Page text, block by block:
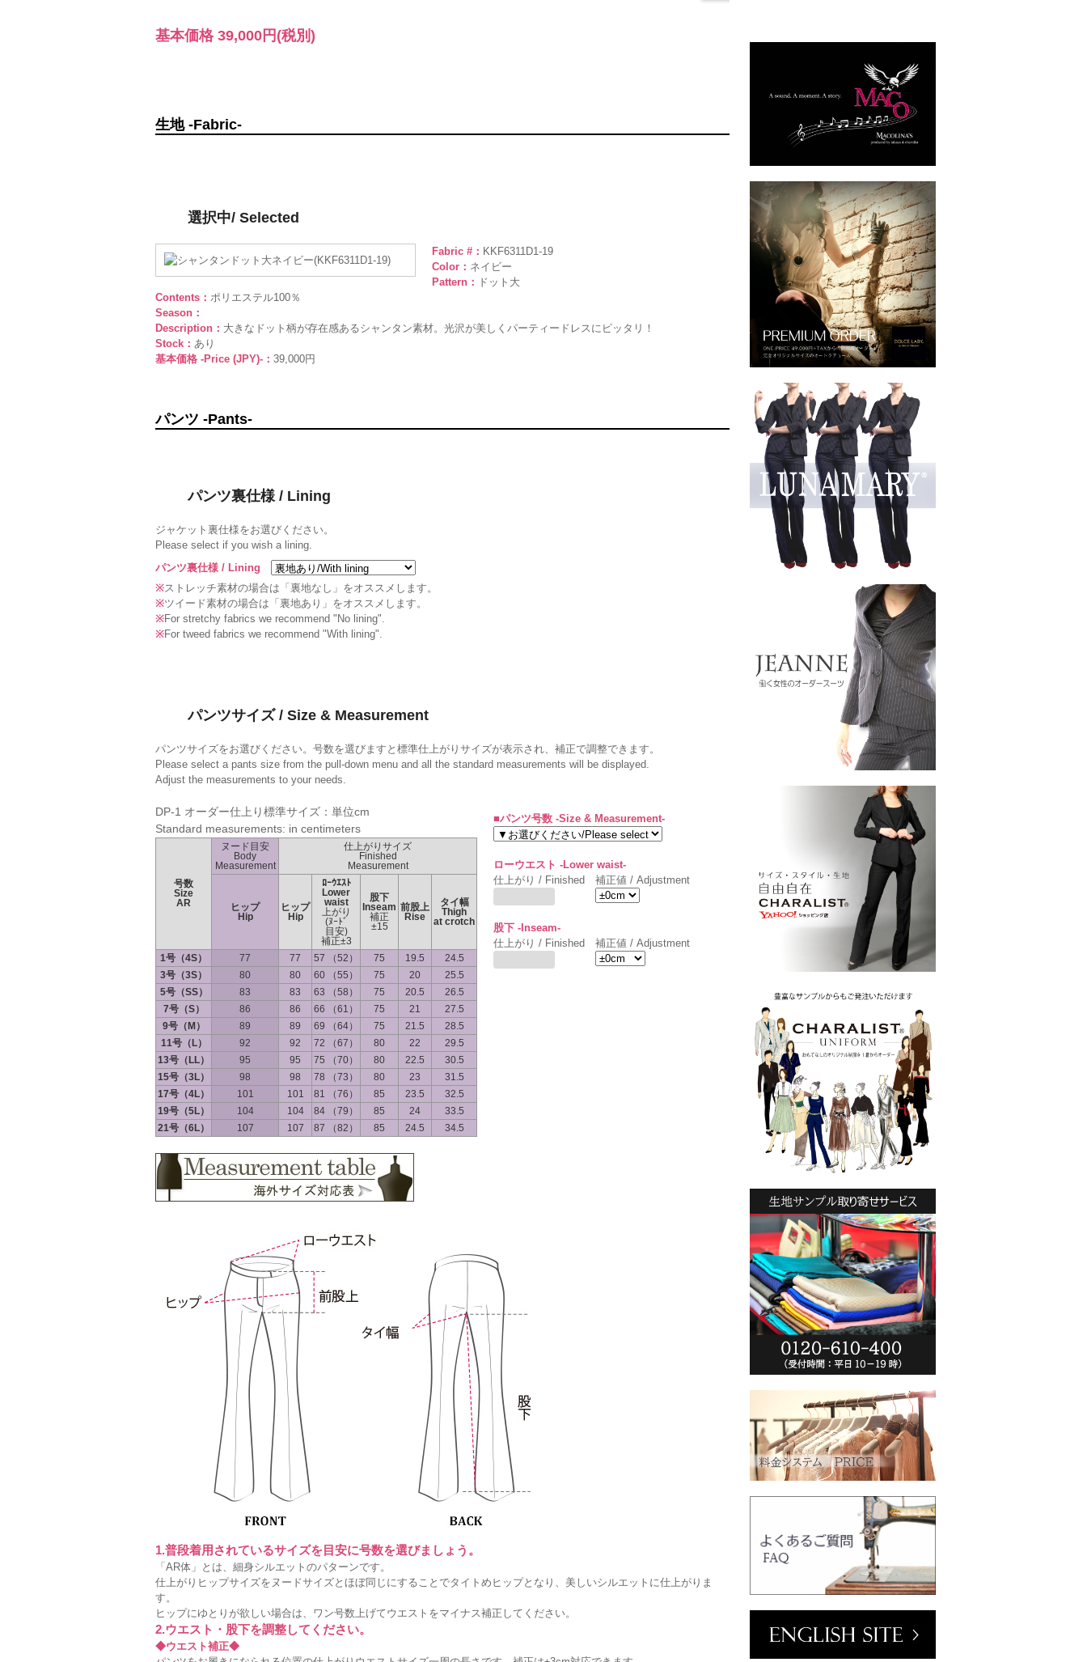
基本価格 39,000円 (税別)
生地 -Fabric-
選択中/ Selected
Fabric #： KKF6311D1-19
Color： ネイビー
Pattern： ドット大
Contents： ポリエステル100％
Season：
Description： 大きなドット柄が存在感あるシャンタン素材。光沢が美しくパーティードレスにピッタリ！
Stock： あり
基本価格 -Price (JPY)-： 39,000円
パンツ -Pants-
パンツ裏仕様 / Lining
ジャケット裏仕様をお選びください。
Please select if you wish a lining.
パンツ裏仕様 / Lining
※ストレッチ素材の場合は「裏地なし」をオススメします。
※ツイード素材の場合は「裏地あり」をオススメします。
※For stretchy fabrics we recommend "No lining".
※For tweed fabrics we recommend "With lining".
パンツサイズ / Size & Measurement
パンツサイズをお選びください。号数を選びますと標準仕上がりサイズが表示され、補正で調整できます。
Please select a pants size from the pull-down menu and all the standard measurements will be displayed.
Adjust the measurements to your needs.
DP-1 オーダー仕上り標準サイズ：単位cm
Standard measurements: in centimeters
号数
Size
AR
ヌード目安
Body
Measurement
仕上がりサイズ
Finished
Measurement
ヒップ
Hip
ヒップ
Hip
ﾛｰｳｴｽﾄ
Lower
waist
上がり
(ﾇｰﾄﾞ
目安)
補正±3
股下
Inseam
補正
±15
前股上
Rise
タイ幅
Thigh
at crotch
1号（4S） 77 77 57 （52） 75 19.5
24.5
3号（3S）
80 80 60 （55） 75 20
25.5
5号（SS）
83 83 63 （58） 75 20.5
26.5
7号（S）
86 86 66 （61） 75 21
27.5
9号（M）
89 89 69 （64） 75 21.5
28.5
11号（L）
92 92 72 （67） 80 22
29.5
13号（LL）
95 95 75 （70） 80 22.5
30.5
15号（3L）
98 98 78 （73） 80 23
31.5
17号（4L）
101 101 81 （76） 85 23.5
32.5
19号（5L）
104 104 84 （79） 85 24
33.5
21号（6L）
107 107 87 （82） 85 24.5 34.5
■パンツ号数 -Size & Measurement-
ローウエスト -Lower waist-
仕上がり / Finished
補正値 / Adjustment
股下 -Inseam-
仕上がり / Finished
補正値 / Adjustment
1.普段着用されているサイズを目安に号数を選びましょう。
「AR体」とは、細身シルエットのパターンです。
仕上がりヒップサイズをヌードサイズとほぼ同じにすることでタイトめヒップとなり、美しいシルエットに仕上がりま
す。
ヒップにゆとりが欲しい場合は、ワン号数上げてウエストをマイナス補正してください。
2.ウエスト・股下を調整してください。
◆ウエスト補正◆